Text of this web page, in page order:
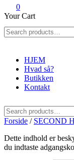
0
Your Cart
for:
HJEM
Hvad så?
Butikken
Kontakt
for:
Forside / SECOND
Dette indhold er
du indtaste